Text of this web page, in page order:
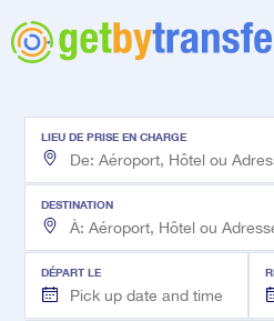
LIEU DE PRISE EN CHARGE
DESTINATION
DÉPART LE